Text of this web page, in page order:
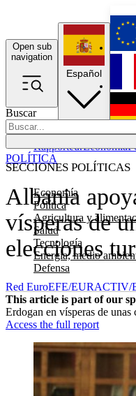
Open sub
navigation
Buscar
SECCIONES POLÍTICAS
Economía
Política
Agricultura y
Salud
Tecnología
Energía, medio
Defensa
RapporteurEconomía
Español
Albania
vísperas de
elecciones
POLÍTICA
Red EuroEFE/EURACTIV/
This article is part of our
Erdogan en vísperas de
Access the full report